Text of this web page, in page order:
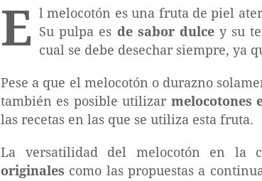
E l melocotón es una fruta de piel
Su pulpa es de sabor dulcey su
cual se debe desechar siempre, ya
Pese a que el melocotón o durazno
también es posible utilizar melocotones
las recetas en las que se utiliza esta fruta.
La versatilidad del melocotón en la
originales como las propuestas a